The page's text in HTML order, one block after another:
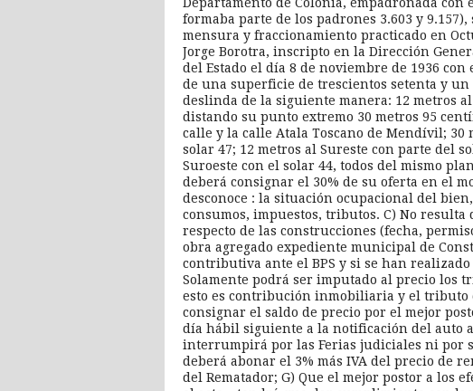
formaba parte de los padrones 3.603 y
mensura y fraccionamiento practicado en
Jorge Borotra, inscripto en la Dirección
del Estado el día 8 de noviembre de 1936
de una superficie de trescientos setenta y un
deslinda de la siguiente manera: 12 metros
distando su punto extremo 30 metros 95
calle y la calle Atala Toscano de Mendívil; 30
solar 47; 12 metros al Sureste con parte del
Suroeste con el solar 44, todos del mismo
deberá consignar el 30% de su oferta en el
desconoce : la situación ocupacional del
consumos, impuestos, tributos. C) No
respecto de las construcciones (fecha,
obra agregado expediente municipal de
contributiva ante el BPS y si se han
Solamente podrá ser imputado al precio los
esto es contribución inmobiliaria y el tributo
consignar el saldo de precio por el mejor
día hábil siguiente a la notificación del auto
interrumpirá por las Ferias judiciales ni por
deberá abonar el 3% más IVA del precio de
del Rematador; G) Que el mejor postor a los